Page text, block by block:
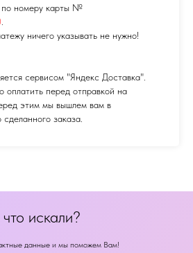
по номеру карты №
ничего указывать не нужно!
сервисом "Яндекс Доставка".
оплатить перед отправкой на
этим мы вышлем вам в
заказа.
искали?
данные и мы поможем Вам!